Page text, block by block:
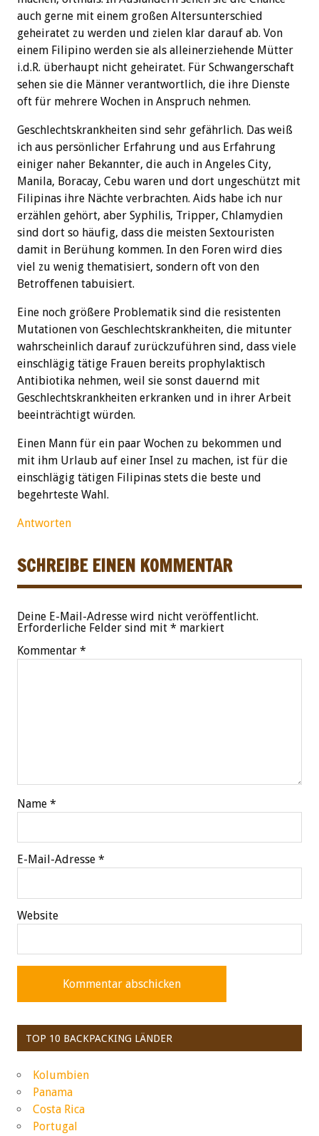
auch gerne mit einem großen Altersunterschied
geheiratet zu werden und zielen klar darauf ab. Von
einem Filipino werden sie als alleinerziehende Mütter
i.d.R. überhaupt nicht geheiratet. Für Schwangerschaft
sehen sie die Männer verantwortlich, die ihre Dienste
oft für mehrere Wochen in Anspruch nehmen.
Geschlechtskrankheiten sind sehr gefährlich. Das weiß
ich aus persönlicher Erfahrung und aus Erfahrung
einiger naher Bekannter, die auch in Angeles City,
Manila, Boracay, Cebu waren und dort ungeschützt mit
Filipinas ihre Nächte verbrachten. Aids habe ich nur
erzählen gehört, aber Syphilis, Tripper, Chlamydien
sind dort so häufig, dass die meisten Sextouristen
damit in Berühung kommen. In den Foren wird dies
viel zu wenig thematisiert, sondern oft von den
Betroffenen tabuisiert.
Eine noch größere Problematik sind die resistenten
Mutationen von Geschlechtskrankheiten, die mitunter
wahrscheinlich darauf zurückzuführen sind, dass viele
einschlägig tätige Frauen bereits prophylaktisch
Antibiotika nehmen, weil sie sonst dauernd mit
Geschlechtskrankheiten erkranken und in ihrer Arbeit
beeinträchtigt würden.
Einen Mann für ein paar Wochen zu bekommen und
mit ihm Urlaub auf einer Insel zu machen, ist für die
einschlägig tätigen Filipinas stets die beste und
begehrteste Wahl.
Antworten
SCHREIBE EINEN KOMMENTAR
Deine E-Mail-Adresse wird nicht veröffentlicht.
Erforderliche Felder sind mit * markiert
Kommentar *
Name *
E-Mail-Adresse *
Website
TOP 10 BACKPACKING LÄNDER
Kolumbien
Panama
Costa Rica
Portugal